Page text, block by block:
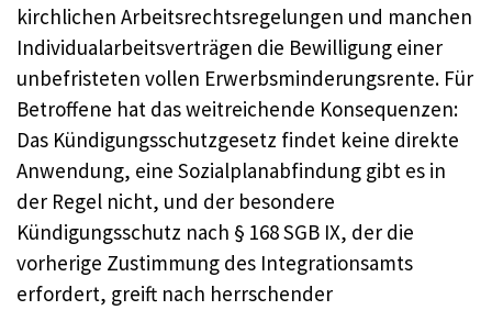
kirchlichen Arbeitsrechtsregelungen und manchen
Individualarbeitsverträgen die Bewilligung einer
unbefristeten vollen Erwerbsminderungsrente. Für
Betroffene hat das weitreichende Konsequenzen:
Das Kündigungsschutzgesetz findet keine direkte
Anwendung, eine Sozialplanabfindung gibt es in
der Regel nicht, und der besondere
Kündigungsschutz nach § 168 SGB IX, der die
vorherige Zustimmung des Integrationsamts
erfordert, greift nach herrschender